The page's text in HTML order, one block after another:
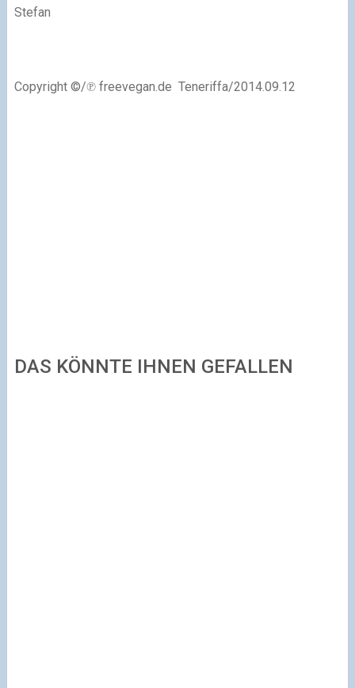
Stefan
Copyright ©/℗ freevegan.de Teneriffa/2014.09.12
DAS KÖNNTE IHNEN GEFALLEN